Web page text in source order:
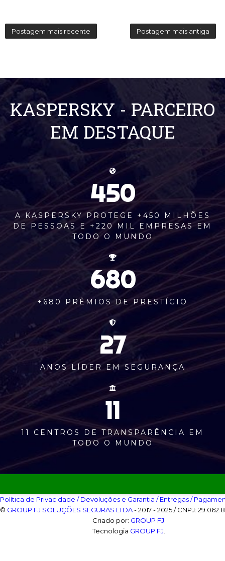
Postagem mais recente Postagem mais antiga
KASPERSKY - PARCEIRO
EM DESTAQUE
450
A KASPERSKY PROTEGE +450 MILHÕES
DE PESSOAS E +220 MIL EMPRESAS EM
TODO O MUNDO
680
+680 PRÊMIOS DE PRESTÍGIO
27
ANOS LÍDER EM SEGURANÇA
11
11 CENTROS DE TRANSPARÊNCIA EM
TODO O MUNDO
Política de Privacidade‎ / Devoluções e Garantia‎ / Entregas‎/
© GROUP FJ SOLUÇÕES SEGURAS LTDA- 2017 - 2025 / CNPJ:
Criado por: GROUP FJ
Tecnologia GROUP FJ